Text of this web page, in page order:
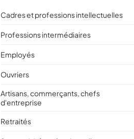
Cadres et professions intellectuelles
Professions intermédiaires
Employés
Ouvriers
Artisans, commerçants, chefs
d'entreprise
Retraités